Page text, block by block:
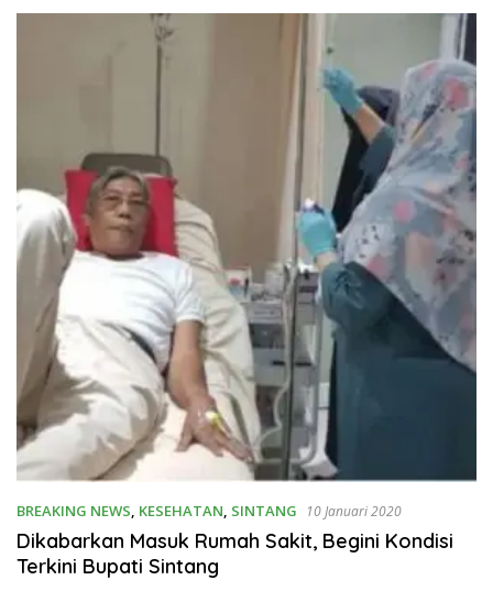
BREAKING NEWS, KESEHATAN, SINTANG 10 Januari 2020
Dikabarkan Masuk Rumah Sakit, Begini Kondisi
Terkini Bupati Sintang